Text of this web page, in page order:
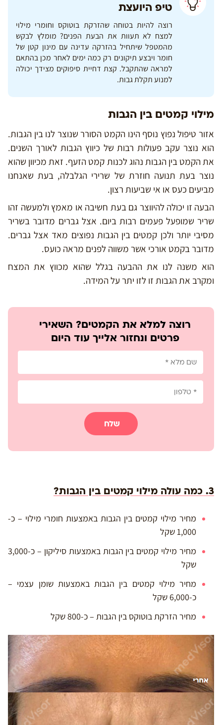
טיפ היועצת
רוצה להיות בטוחה שהזרקת בוטוקס וחומרי מילוי
למצח לא תעוות את הבעת הפנים? מומלץ לבקש
מהמטפל שיתחיל בהזרקה עדינה עם מינון קטן של
חומר ויבצע תיקונים רק כמה ימים לאחר מכן בהתאם
למראה שהתקבל. קצת דחיית סיפוקים מצידך יכולה
למנוע תקלת גבות.
מילוי קמטים בין הגבות
אזור טיפול נפוץ נוסף הינו הקמט הסורר שנוצר לנו בין הגבות.
הוא נוצר עקב פעולות רבות של כיווץ הגבות לאורך השנים.
את הקמט בין הגבות נהוג לכנות קמט הזעף. זאת מכיוון שהוא
נוצר בעת תנועה חוזרת של שרירי הגלבלה, בעת שאנחנו
מביעים כעס או אי שביעות רצון.
הבעה זו יכולה להיווצר גם בעת חשיבה או מאמץ ולמעשה זהו
שריר שמופעל פעמים רבות ביום. אצל גברים מדובר בשריר
מסיבי יותר ולכן קמטים בין הגבות נפוצים מאד אצל גברים.
מדובר בקמט אורכי אשר משווה לפנים מראה כועס.
הוא משנה לנו את ההבעה בגלל שהוא מכווץ את המצח
ומקרב את הגבות זו לזו יתר על המידה.
רוצה למלא את הקמטים? השאירי
פרטים ונחזור אלייך עוד היום
שלח
3. כמה עולה מילוי קמטים בין הגבות?
מחיר מילוי קמטים בין הגבות באמצעות חומרי מילוי – כ-
1,000 שקל
מחיר מילוי קמטים בין הגבות באמצעות סיליקון – כ-3,000
שקל
מחיר מילוי קמטים בין הגבות באמצעות שומן עצמי –
כ-6,000 שקל
מחיר הזרקת בוטוקס בין הגבות – כ-800 שקל